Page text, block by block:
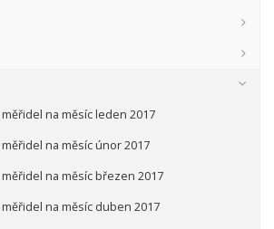
na měsíc leden 2017
na měsíc únor 2017
na měsíc březen 2017
na měsíc duben 2017